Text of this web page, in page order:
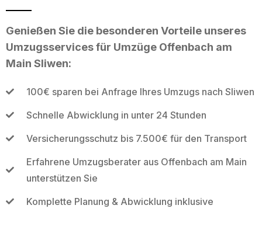
Genießen Sie die besonderen Vorteile unseres
Umzugsservices für Umzüge Offenbach am
Main Sliwen:
100€ sparen bei Anfrage Ihres Umzugs nach Sliwen
Schnelle Abwicklung in unter 24 Stunden
Versicherungsschutz bis 7.500€ für den Transport
Erfahrene Umzugsberater aus Offenbach am Main
unterstützen Sie
Komplette Planung & Abwicklung inklusive